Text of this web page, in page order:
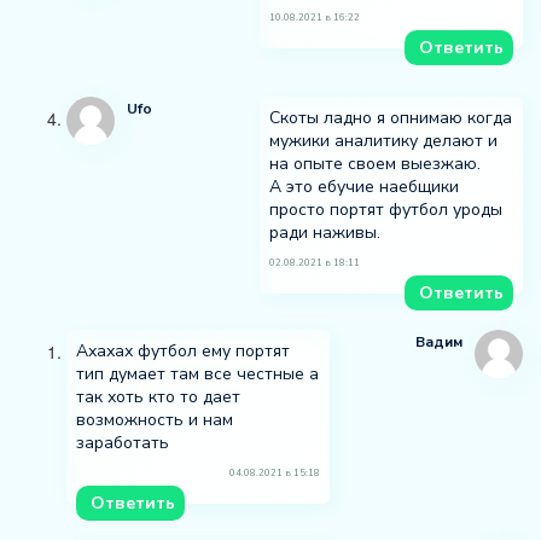
10.08.2021 в 16:22
Ответить
Ufo
Скоты ладно я опнимаю когда
мужики аналитику делают и
на опыте своем выезжаю.
А это ебучие наебщики
просто портят футбол уроды
ради наживы.
02.08.2021 в 18:11
Ответить
Вадим
Ахахах футбол ему портят
тип думает там все честные а
так хоть кто то дает
возможность и нам
заработать
04.08.2021 в 15:18
Ответить